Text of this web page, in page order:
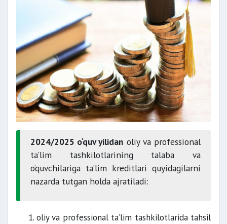
2024/2025 o‘quv yilidan oliy va professional
ta’lim tashkilotlarining talaba va
o‘quvchilariga ta’lim kreditlari quyidagilarni
nazarda tutgan holda ajratiladi:
oliy va professional ta’lim tashkilotlarida tahsil